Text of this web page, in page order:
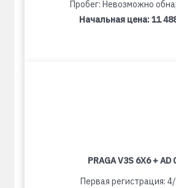
Пробег: Невозможно
Начальная цена:11
PRAGA V3S 6X6 + AD
Первая регистрация: